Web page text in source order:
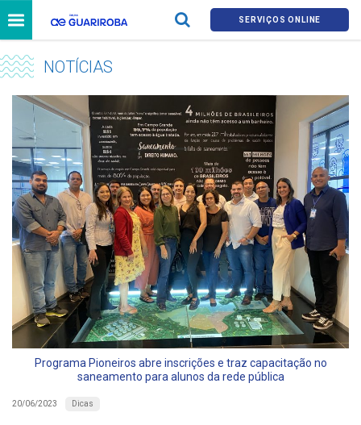
SERVIÇOS ONLINE
NOTÍCIAS
Programa Pioneiros abre inscrições e traz capacitação no
saneamento para alunos da rede pública
20/06/2023 Dicas